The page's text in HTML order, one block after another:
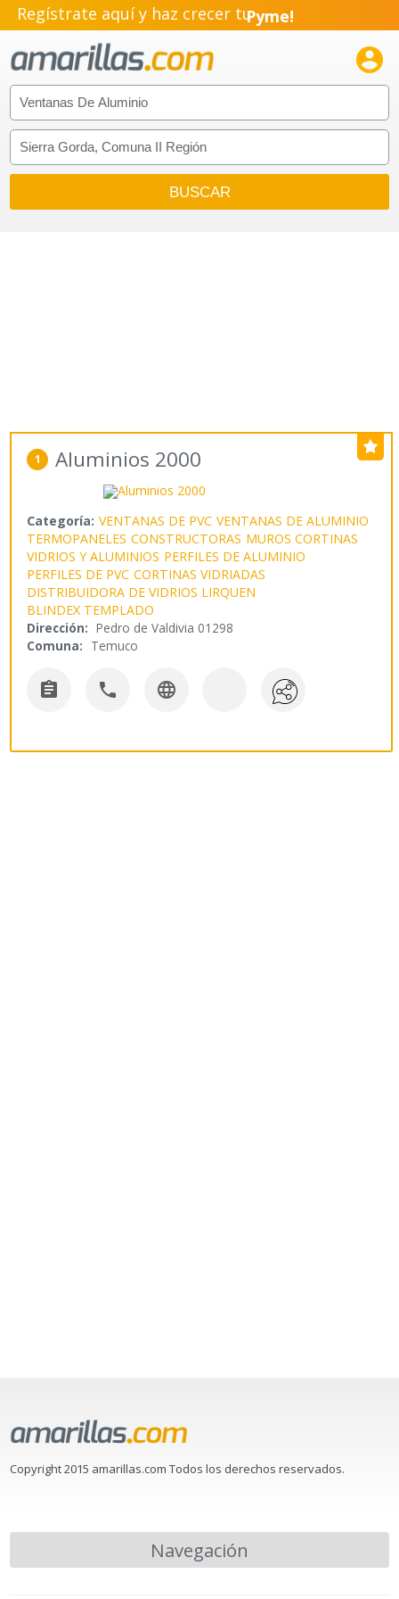
Regístrate aquí y haz crecer tuPyme!
Emprendimiento!

1 Aluminios 2000
Categoría: VENTANAS DE PVC VENTANAS DE ALUMINIO
TERMOPANELES CONSTRUCTORAS MUROS CORTINAS
VIDRIOS Y ALUMINIOS PERFILES DE ALUMINIO
PERFILES DE PVC CORTINAS VIDRIADAS
DISTRIBUIDORA DE VIDRIOS LIRQUEN
BLINDEX TEMPLADO
Dirección: Pedro de Valdivia 01298
Comuna: Temuco
  
Copyright 2015 amarillas.com Todos los derechos reservados.
Navegación